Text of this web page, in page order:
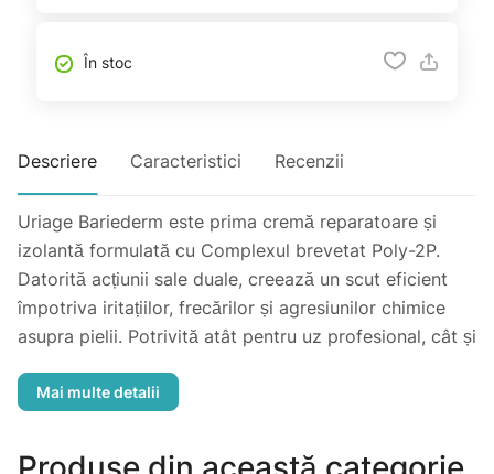
În stoc
Descriere Caracteristici Recenzii
Uriage Bariederm este prima cremă reparatoare și
izolantă formulată cu Complexul brevetat Poly-2P.
Datorită acțiunii sale duale, creează un scut eficient
împotriva iritațiilor, frecărilor și agresiunilor chimice
asupra pielii. Potrivită atât pentru uz profesional, cât și